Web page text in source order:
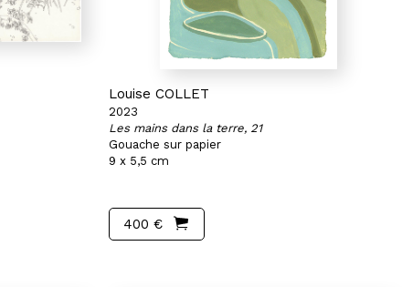
Louise COLLET
2023
Les mains dans la terre, 21
Gouache sur papier
9 x 5,5 cm
400 €